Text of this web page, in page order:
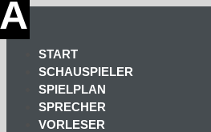
START
SCHAUSPIELER
SPIELPLAN
SPRECHER
VORLESER